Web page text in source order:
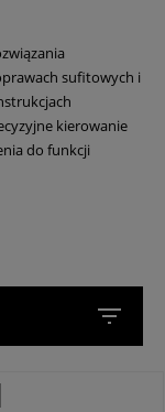
sufitowych i
kierowanie
do funkcji